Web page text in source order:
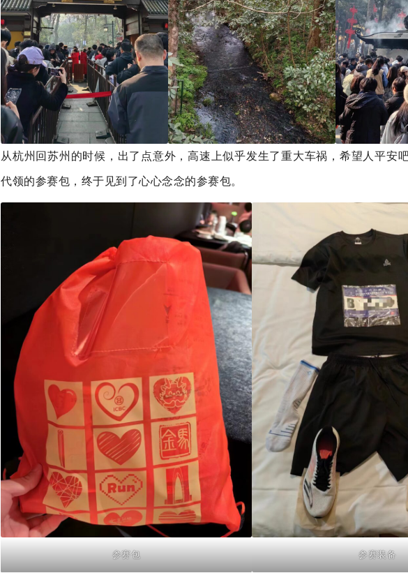
从杭州回苏州的时候，出了点意外，高速上似乎发生了重大车祸，希望人平安
代领的参赛包，终于见到了心心念念的参赛包。
参赛包 参赛装备